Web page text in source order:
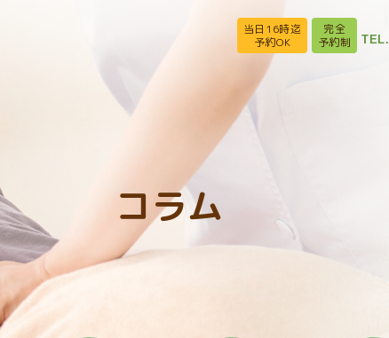
当日16時迄
予約OK
完全
予約制
TEL.
コラム